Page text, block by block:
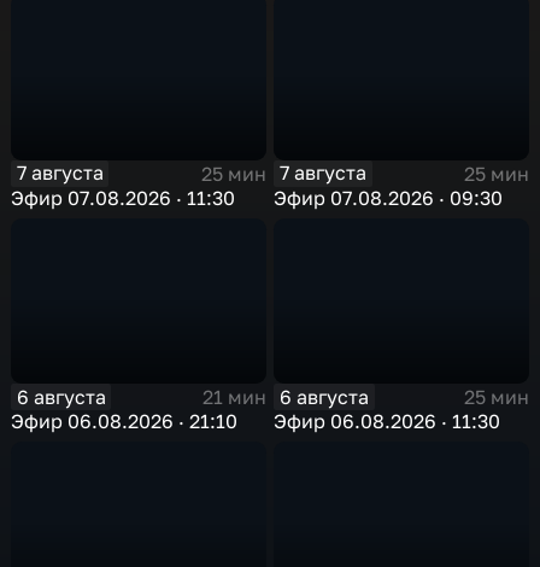
7 августа
25 мин
Эфир 07.08.2026 · 11:30
7 августа
25 мин
Эфир 07.08.2026 · 09:30
6 августа
21 мин
Эфир 06.08.2026 · 21:10
6 августа
25 мин
Эфир 06.08.2026 · 11:30